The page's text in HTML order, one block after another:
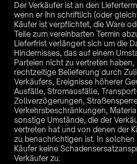
Der Verkäufer ist an den
wenn er ihn schriftlich (oder
Käufer ist verpflichtet, die Ware
Teile zum vereinbarten Termin
Lieferfrist verlängert sich um die
Hindernisses, das auf einem
Parteien nicht zu vertreten
rechtzeitige Belieferung durch
Verkäufers, Ereignisse höherer
Ausfälle, Stromausfälle,
Zollverzögerungen,
Verkehrsbeschränkungen,
sonstige Umstände, die der
vertreten hat und von denen der
zu benachrichtigen ist. In solchen
Käufer keine
Verkäufer zu.